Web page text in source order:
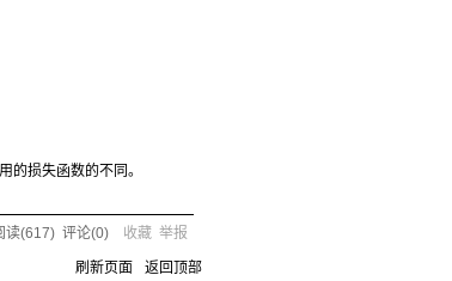
的损失函数的不同。
读(617) 评论(0) 收藏 举报
刷新页面 返回顶部